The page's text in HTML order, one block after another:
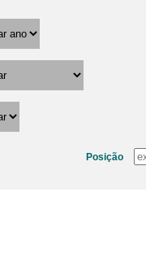
Posição